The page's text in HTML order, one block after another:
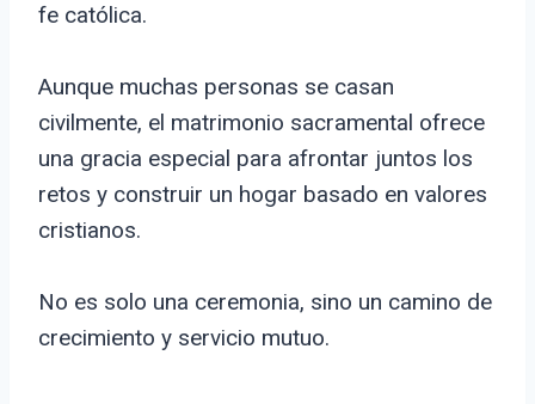
fe católica.
Aunque muchas personas se casan
civilmente, el matrimonio sacramental ofrece
una gracia especial para afrontar juntos los
retos y construir un hogar basado en valores
cristianos.
No es solo una ceremonia, sino un camino de
crecimiento y servicio mutuo.